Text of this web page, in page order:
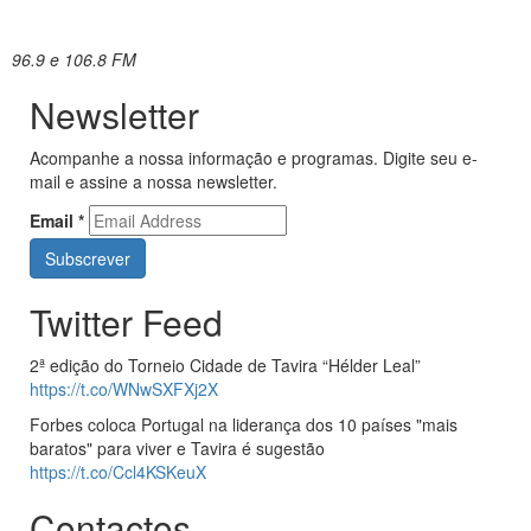
96.9 e 106.8 FM
Newsletter
Acompanhe a nossa informação e programas. Digite seu e-
mail e assine a nossa newsletter.
Email *
Twitter Feed
2ª edição do Torneio Cidade de Tavira “Hélder Leal”
https://t.co/WNwSXFXj2X
Forbes coloca Portugal na liderança dos 10 países "mais
baratos" para viver e Tavira é sugestão
https://t.co/Ccl4KSKeuX